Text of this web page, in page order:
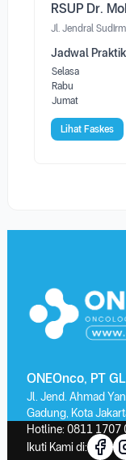
RSUP Dr.
Jl. Jendral
Jadwal Praktik
Selasa
Rabu
Jumat
Lihat Faskes
ONEOnco, PT
Jl. Jend. Ahmad
Gadung, Kota
Hotline: 0811 1707
Ikuti Kami di: